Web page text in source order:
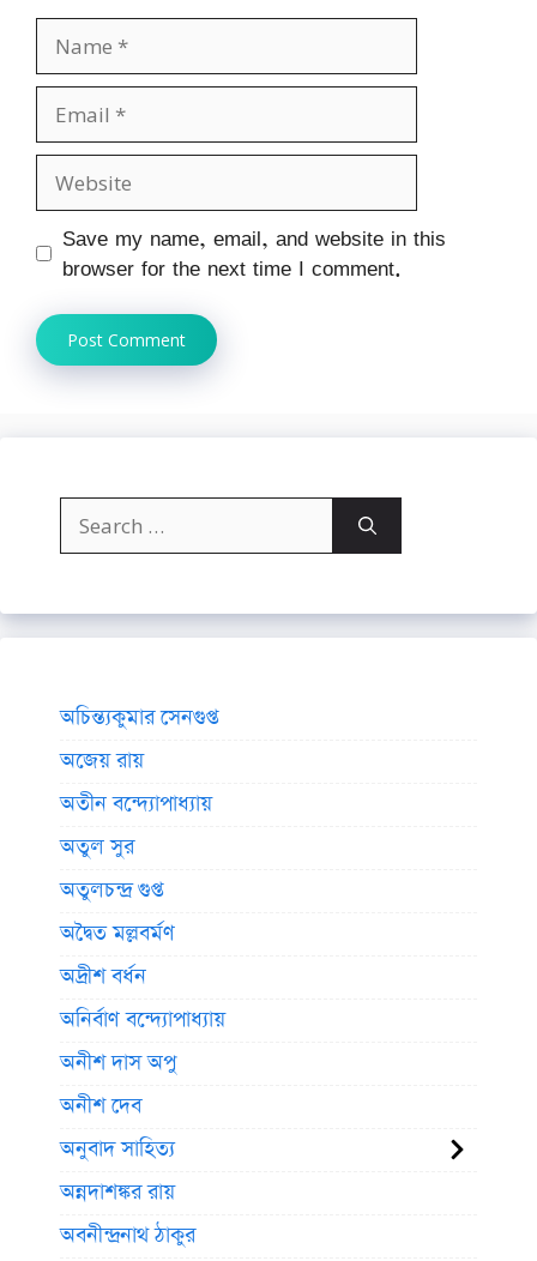
Name
Email
Website
Save my name, email, and website in this
browser for the next time I comment.
Search
for:
অচিন্ত্যকুমার সেনগুপ্ত
অজেয় রায়
অতীন বন্দ্যোপাধ্যায়
অতুল সুর
অতুলচন্দ্র গুপ্ত
অদ্বৈত মল্লবর্মণ
অদ্রীশ বর্ধন
অনির্বাণ বন্দ্যোপাধ্যায়
অনীশ দাস অপু
অনীশ দেব
অনুবাদ সাহিত্য
অন্নদাশঙ্কর রায়
অবনীন্দ্রনাথ ঠাকুর